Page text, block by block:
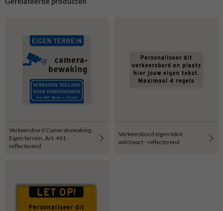
Verkeersbord Camerabewaking,
Eigen terrein, Art. 461 -
reflecterend
Verkeersbord eigen tekst
wit/zwart - reflecterend